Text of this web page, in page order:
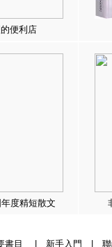
便利店
度精短散文
書目 新手入門